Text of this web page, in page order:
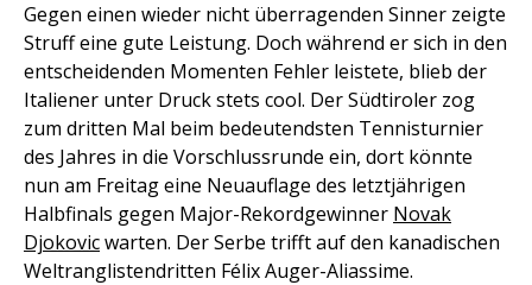
Gegen einen wieder nicht überragenden Sinner zeigte
Struff eine gute Leistung. Doch während er sich in den
entscheidenden Momenten Fehler leistete, blieb der
Italiener unter Druck stets cool. Der Südtiroler zog
zum dritten Mal beim bedeutendsten Tennisturnier
des Jahres in die Vorschlussrunde ein, dort könnte
nun am Freitag eine Neuauflage des letztjährigen
Halbfinals gegen Major-Rekordgewinner Novak
Djokovicwarten. Der Serbe trifft auf den kanadischen
Weltranglistendritten Félix Auger-Aliassime.